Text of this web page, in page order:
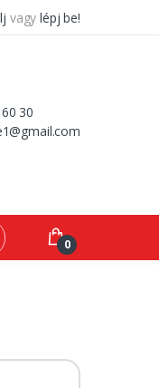
vagy lépj be!
30
0